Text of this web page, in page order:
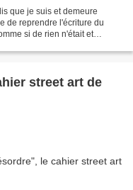
que je suis et demeure
de reprendre l'écriture du
si de rien n'était et
street art de